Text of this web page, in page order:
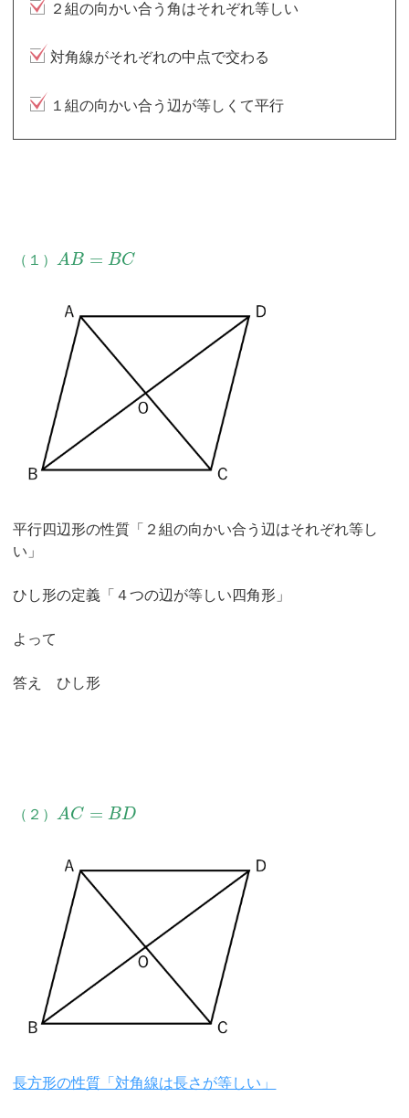
２組の向かい合う角はそれぞれ等しい
対角線がそれぞれの中点で交わる
１組の向かい合う辺が等しくて平行
（１）AB = BC
平行四辺形の性質「２組の向かい合う辺はそれぞれ等し
い」
ひし形の定義「４つの辺が等しい四角形」
よって
答え ひし形
（２） AC = BD
長方形の性質「対角線は長さが等しい」